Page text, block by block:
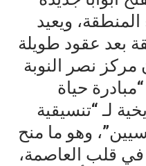
ويعيد
بعد عقود طويلة
نصر النوبة
حياة
لـ “تنسيقية
وهو ما منح
في قلب العاصمة،